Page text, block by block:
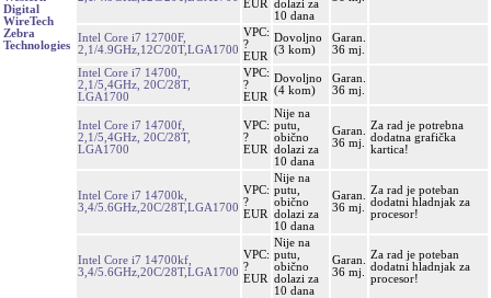
Digital
WireTech
Zebra
Technologies
EUR
dolazi za
10 dana
Intel Core i7 12700F,
2,1/4.9GHz,12C/20T,LGA1700
VPC:
?
EUR
Dovoljno
(3 kom)
Garan.
36 mj.
Intel Core i7 14700,
2,1/5,4GHz, 20C/28T,
LGA1700
VPC:
?
EUR
Dovoljno
(4 kom)
Garan.
36 mj.
Intel Core i7 14700f,
2,1/5,4GHz, 20C/28T,
LGA1700
VPC:
?
EUR
Nije na
putu,
obično
dolazi za
10 dana
Garan.
36 mj.
Za rad je potrebna
dodatna grafička
kartica!
Intel Core i7 14700k,
3,4/5.6GHz,20C/28T,LGA1700
VPC:
?
EUR
Nije na
putu,
obično
dolazi za
10 dana
Garan.
36 mj.
Za rad je poteban
dodatni hladnjak za
procesor!
Intel Core i7 14700kf,
3,4/5.6GHz,20C/28T,LGA1700
VPC:
?
EUR
Nije na
putu,
obično
dolazi za
10 dana
Garan.
36 mj.
Za rad je poteban
dodatni hladnjak za
procesor!